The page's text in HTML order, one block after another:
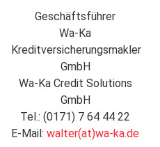
Geschäftsführer
Wa-Ka
Kreditversicherungsmakler
GmbH
Wa-Ka Credit Solutions
GmbH
Tel.: (0171) 7 64 44 22
E-Mail: walter(at)wa-ka.de